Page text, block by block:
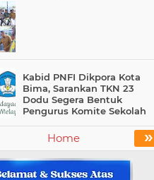
Kabid PNFI Dikpora Kota
Bima, Sarankan TKN 23
Dodu Segera Bentuk
Pengurus Komite Sekolah
»
Home